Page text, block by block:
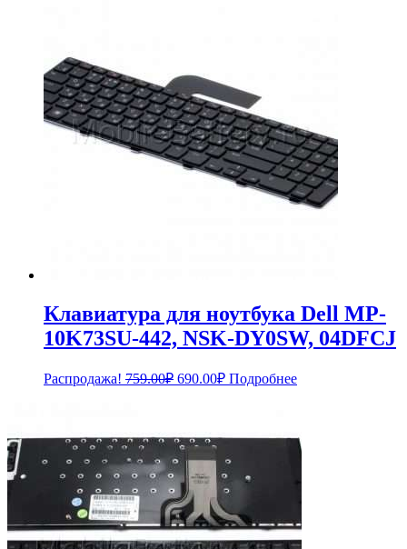
Клавиатура для ноутбука Dell MP-
10K73SU-442, NSK-DY0SW, 04DFCJ
Распродажа! 759.00₽ Первоначальная
690.00₽Текущая
Подробнее